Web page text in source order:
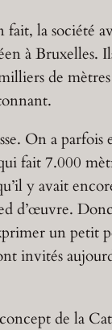
fait, la société
à Bruxelles.
de
On a parfois
fait 7.000
y avait
d’œuvre.
un petit
invités
de la